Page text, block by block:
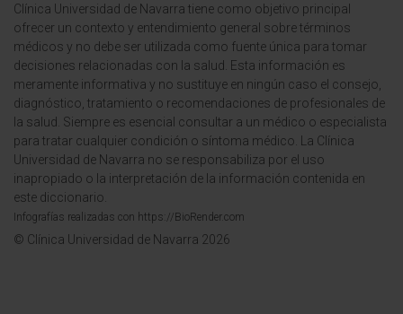
Clínica Universidad de Navarra tiene como objetivo principal
ofrecer un contexto y entendimiento general sobre términos
médicos y no debe ser utilizada como fuente única para tomar
decisiones relacionadas con la salud. Esta información es
meramente informativa y no sustituye en ningún caso el consejo,
diagnóstico, tratamiento o recomendaciones de profesionales de
la salud. Siempre es esencial consultar a un médico o especialista
para tratar cualquier condición o síntoma médico. La Clínica
Universidad de Navarra no se responsabiliza por el uso
inapropiado o la interpretación de la información contenida en
este diccionario.
Infografías realizadas con https://BioRender.com
© Clínica Universidad de Navarra 2026